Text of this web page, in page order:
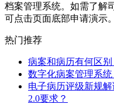
档案管理系统。如需了解
可点击页面底部申请演示。
热门推荐
病案和病历有何区
数字化病案管理系
电子病历评级新规
2.0要求？